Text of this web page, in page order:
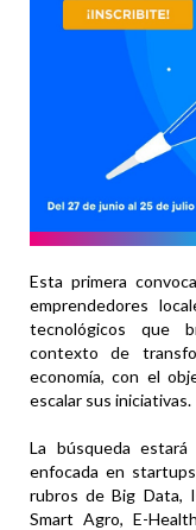
Esta primera
emprendedores
tecnológicos que
contexto de
economía, con el
escalar sus iniciativas.
La búsqueda
enfocada en
rubros de Big Data,
Smart Agro, E-